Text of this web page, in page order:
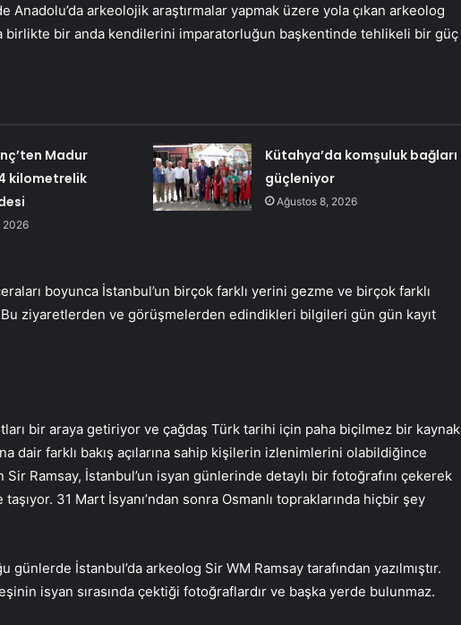
Anadolu’da arkeolojik araştırmalar yapmak üzere yola çıkan arkeolog
birlikte bir anda kendilerini imparatorluğun başkentinde tehlikeli bir güç
Madur
kilometrelik
2026
Kütahya’da komşuluk bağları
güçleniyor
Ağustos 8, 2026
boyunca İstanbul’un birçok farklı yerini gezme ve birçok farklı
Bu ziyaretlerden ve görüşmelerden edindikleri bilgileri gün gün kayıt
bir araya getiriyor ve çağdaş Türk tarihi için paha biçilmez bir kaynak
dair farklı bakış açılarına sahip kişilerin izlenimlerini olabildiğince
Sir Ramsay, İstanbul’un isyan günlerinde detaylı bir fotoğrafını çekerek
31 Mart İsyanı’ndan sonra Osmanlı topraklarında hiçbir şey
günlerde İstanbul’da arkeolog Sir WM Ramsay tarafından yazılmıştır.
isyan sırasında çektiği fotoğraflardır ve başka yerde bulunmaz.